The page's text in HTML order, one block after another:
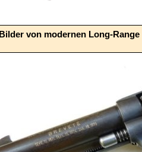
Bilder von modernen Long-